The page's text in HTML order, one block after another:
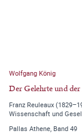
Wolfgang König
Der Gelehrte und
Franz Reuleaux
Wissenschaft und
Pallas Athene, Band 49